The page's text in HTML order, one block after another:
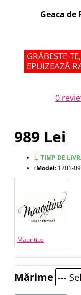
Geaca
GRĂBEȘTE-
EPUIZEAZĂ
0
989 Lei
TIMP DE
Model: 1201-
Mauritius
Mărime